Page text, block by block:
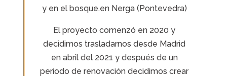
y en el bosque.en Nerga (Pontevedra)
El proyecto comenzó en 2020 y
decidimos trasladarnos desde Madrid
en abril del 2021 y después de un
periodo de renovación decidimos crear